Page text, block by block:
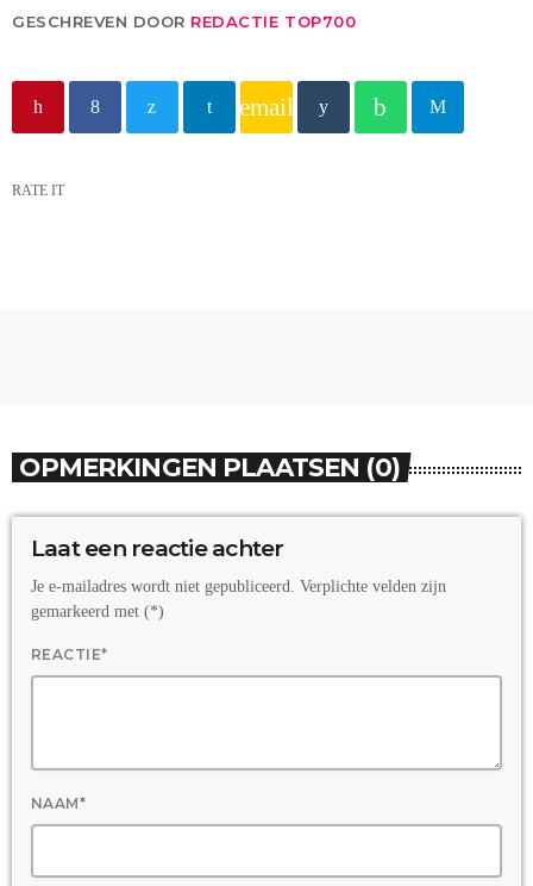
GESCHREVEN DOOR REDACTIE TOP700
email
RATE IT
OPMERKINGEN PLAATSEN (0)
Laat een reactie achter
Je e-mailadres wordt niet gepubliceerd. Verplichte velden zijn
gemarkeerd met (*)
REACTIE*
NAAM*